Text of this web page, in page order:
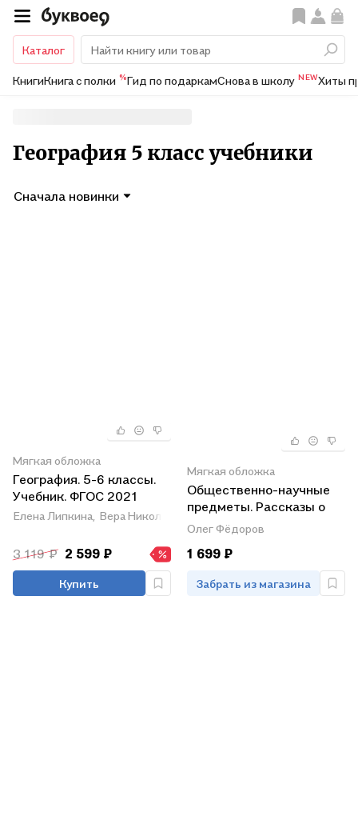
Каталог
КнигиКнига с полки %Гид по подаркамСнова в школу NEWХиты
География 5 класс учебники
Сначала новинки
Мягкая обложка
География. 5-6 классы.
Учебник. ФГОС 2021
Елена Липкина, Вера Николина, Александр Алексеев, Сергей
3 119 ₽ 2 599 ₽
Купить
Мягкая обложка
Общественно-научные
предметы. Рассказы о
родной природе. 5 класс.
Олег Фёдоров
1 699 ₽
Забрать из магазина